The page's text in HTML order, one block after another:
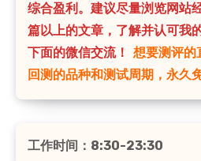
综合盈利。建议尽量浏览网站
篇以上的文章，了解并认可我
下面的微信交流！
想要测评的
回测的品种和测试周期，永久免
工作时间：8:30-23:30